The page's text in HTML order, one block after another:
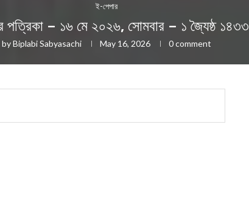
ই-পেপার
– ১৬ মে ২০২৬, সোমবার – ১ জ্যৈষ্ঠ ১৪৩৩
byBiplabi Sabyasachi May 16, 2026 0 comment